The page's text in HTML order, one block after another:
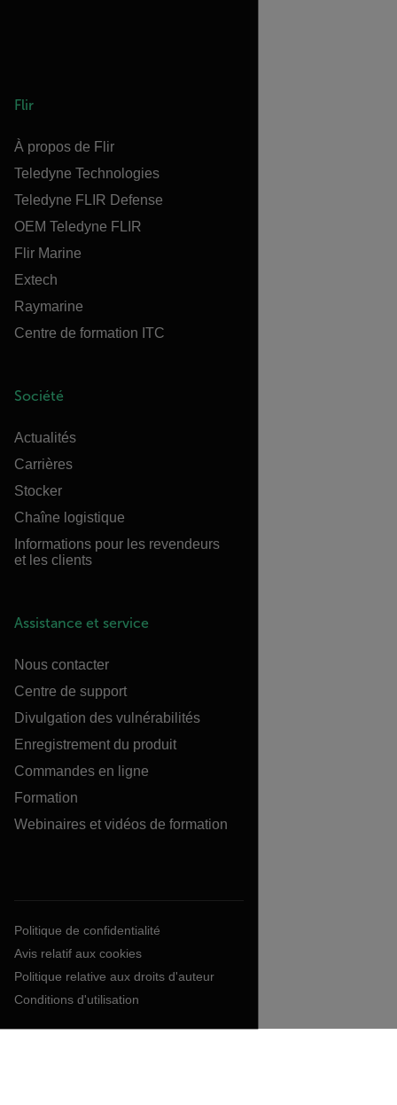
Flir
À propos de Flir
Teledyne Technologies
Teledyne FLIR Defense
OEM Teledyne FLIR
Flir Marine
Extech
Raymarine
Centre de formation ITC
Société
Actualités
Carrières
Stocker
Chaîne logistique
Informations pour les revendeurs
et les clients
Assistance et service
Nous contacter
Centre de support
Divulgation des vulnérabilités
Enregistrement du produit
Commandes en ligne
Formation
Webinaires et vidéos de formation
Politique de confidentialité
Avis relatif aux cookies
Politique relative aux droits d'auteur
Conditions d'utilisation